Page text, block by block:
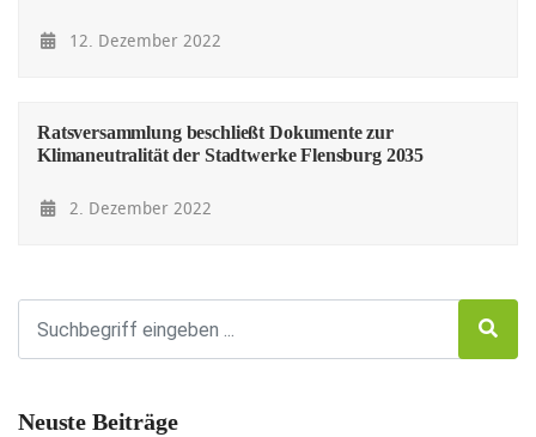
12. Dezember 2022
Ratsversammlung beschließt Dokumente zur
Klimaneutralität der Stadtwerke Flensburg 2035
2. Dezember 2022
Neuste Beiträge